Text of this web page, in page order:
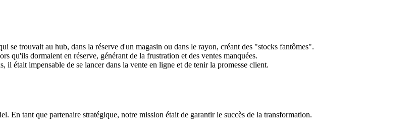
se trouvait au hub, dans la réserve d'un magasin ou dans le rayon, créant des "stocks fantômes".
qu'ils dormaient en réserve, générant de la frustration et des ventes manquées.
il était impensable de se lancer dans la vente en ligne et de tenir la promesse client.
En tant que partenaire stratégique, notre mission était de garantir le succès de la transformation.